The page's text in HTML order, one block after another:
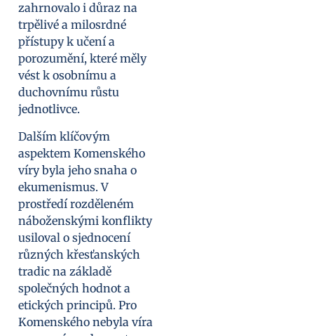
zahrnovalo i důraz na
trpělivé a milosrdné
přístupy k učení a
porozumění, které měly
vést k osobnímu a
duchovnímu růstu
jednotlivce.
Dalším klíčovým
aspektem Komenského
víry byla jeho snaha o
ekumenismus. V
prostředí rozděleném
náboženskými konflikty
usiloval o sjednocení
různých křesťanských
tradic na základě
společných hodnot a
etických principů. Pro
Komenského nebyla víra